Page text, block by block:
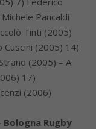
Pancaldi
Tinti (2005)
(2005) 14)
(2005) – A
17)
(2006)
Rugby